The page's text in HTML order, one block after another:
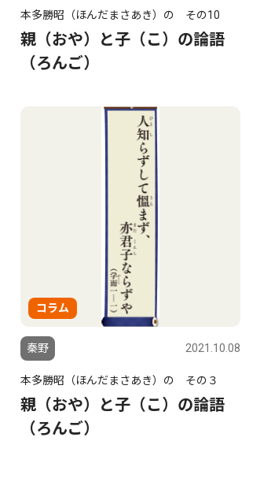
本多勝昭（ほんだまさあき）の その10
親（おや）と子（こ）の論語
（ろんご）
コラム
秦野 2021.10.08
本多勝昭（ほんだまさあき）の その３
親（おや）と子（こ）の論語
（ろんご）